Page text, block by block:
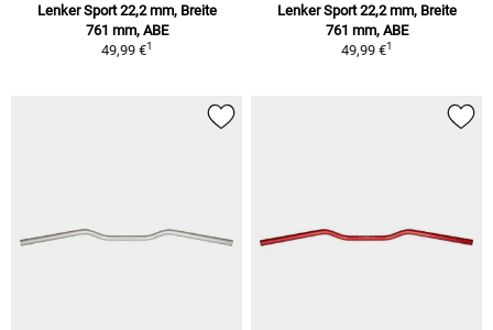
Lenker Sport 22,2 mm, Breite
761 mm, ABE
49,99 €1
Lenker Sport 22,2 mm, Breite
761 mm, ABE
49,99 €1